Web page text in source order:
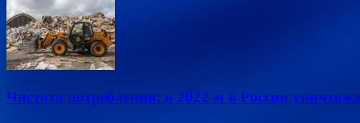
Чистота потребления: в 2022-м в России